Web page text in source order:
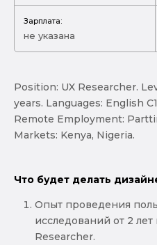
Зарплата:
не указана
Position: UX Researcher.
years. Languages: English
Remote Employment:
Markets: Kenya, Nigeria.
Что будет делать
Опыт проведения
исследований от 2
Researcher.